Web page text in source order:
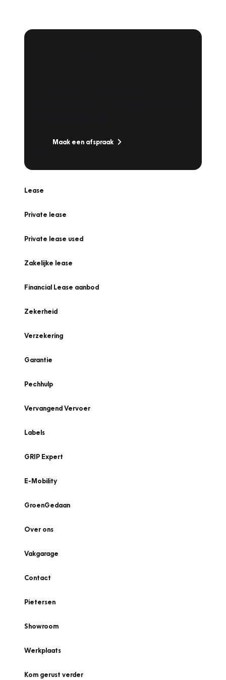
Maak een afspraak
Lease
Private lease
Private lease used
Zakelijke lease
Financial Lease aanbod
Zekerheid
Verzekering
Garantie
Pechhulp
Vervangend Vervoer
Labels
GRIP Expert
E-Mobility
GroenGedaan
Over ons
Vakgarage
Contact
Pietersen
Showroom
Werkplaats
Kom gerust verder